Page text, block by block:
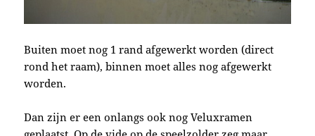
Buiten moet nog 1 rand afgewerkt worden (direct
rond het raam), binnen moet alles nog afgewerkt
worden.
Dan zijn er een onlangs ook nog Veluxramen